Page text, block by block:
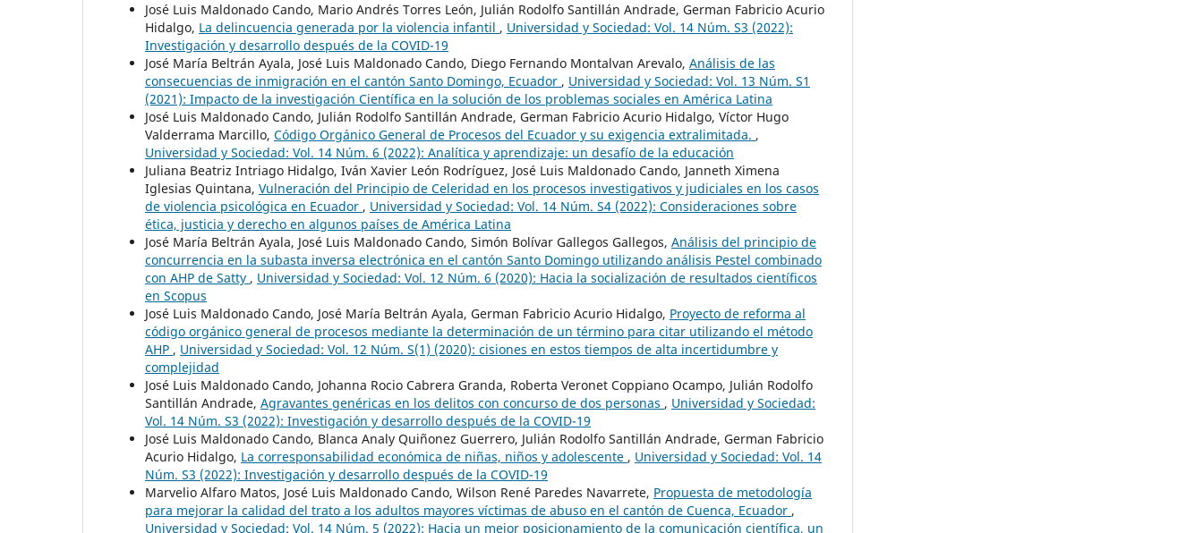
José Luis Maldonado Cando, Mario Andrés Torres León, Julián Rodolfo Santillán Andrade, German Fabricio Acurio
Hidalgo, La delincuencia generada por la violencia infantil , Universidad y Sociedad: Vol. 14 Núm. S3 (2022):
Investigación y desarrollo después de la COVID-19
José María Beltrán Ayala, José Luis Maldonado Cando, Diego Fernando Montalvan Arevalo, Análisis de las
consecuencias de inmigración en el cantón Santo Domingo, Ecuador , Universidad y Sociedad: Vol. 13 Núm. S1
(2021): Impacto de la investigación Científica en la solución de los problemas sociales en América Latina
José Luis Maldonado Cando, Julián Rodolfo Santillán Andrade, German Fabricio Acurio Hidalgo, Víctor Hugo
Valderrama Marcillo, Código Orgánico General de Procesos del Ecuador y su exigencia extralimitada. ,
Universidad y Sociedad: Vol. 14 Núm. 6 (2022): Analítica y aprendizaje: un desafío de la educación
Juliana Beatriz Intriago Hidalgo, Iván Xavier León Rodríguez, José Luis Maldonado Cando, Janneth Ximena
Iglesias Quintana, Vulneración del Principio de Celeridad en los procesos investigativos y judiciales en los casos
de violencia psicológica en Ecuador , Universidad y Sociedad: Vol. 14 Núm. S4 (2022): Consideraciones sobre
ética, justicia y derecho en algunos países de América Latina
José María Beltrán Ayala, José Luis Maldonado Cando, Simón Bolívar Gallegos Gallegos, Análisis del principio de
concurrencia en la subasta inversa electrónica en el cantón Santo Domingo utilizando análisis Pestel combinado
con AHP de Satty , Universidad y Sociedad: Vol. 12 Núm. 6 (2020): Hacia la socialización de resultados científicos
en Scopus
José Luis Maldonado Cando, José María Beltrán Ayala, German Fabricio Acurio Hidalgo, Proyecto de reforma al
código orgánico general de procesos mediante la determinación de un término para citar utilizando el método
AHP , Universidad y Sociedad: Vol. 12 Núm. S(1) (2020): cisiones en estos tiempos de alta incertidumbre y
complejidad
José Luis Maldonado Cando, Johanna Rocio Cabrera Granda, Roberta Veronet Coppiano Ocampo, Julián Rodolfo
Santillán Andrade, Agravantes genéricas en los delitos con concurso de dos personas , Universidad y Sociedad:
Vol. 14 Núm. S3 (2022): Investigación y desarrollo después de la COVID-19
José Luis Maldonado Cando, Blanca Analy Quiñonez Guerrero, Julián Rodolfo Santillán Andrade, German Fabricio
Acurio Hidalgo, La corresponsabilidad económica de niñas, niños y adolescente , Universidad y Sociedad: Vol. 14
Núm. S3 (2022): Investigación y desarrollo después de la COVID-19
Marvelio Alfaro Matos, José Luis Maldonado Cando, Wilson René Paredes Navarrete, Propuesta de metodología
para mejorar la calidad del trato a los adultos mayores víctimas de abuso en el cantón de Cuenca, Ecuador ,
Universidad y Sociedad: Vol. 14 Núm. 5 (2022): Hacia un mejor posicionamiento de la comunicación científica, un